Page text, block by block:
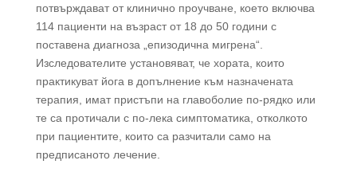
потвърждават от клинично проучване, което включва
114 пациенти на възраст от 18 до 50 години с
поставена диагноза „епизодична мигрена“.
Изследователите установяват, че хората, които
практикуват йога в допълнение към назначената
терапия, имат пристъпи на главоболие по-рядко или
те са протичали с по-лека симптоматика, отколкото
при пациентите, които са разчитали само на
предписаното лечение.